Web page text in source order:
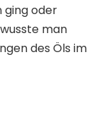
ging oder
man
des Öls im